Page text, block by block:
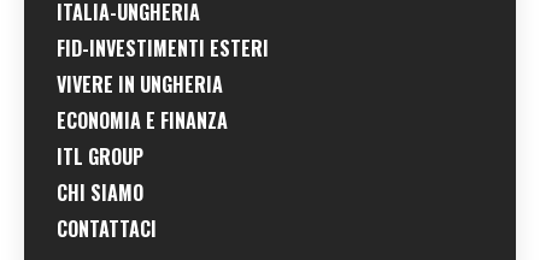
ITALIA-UNGHERIA
FID-INVESTIMENTI ESTERI
VIVERE IN UNGHERIA
ECONOMIA E FINANZA
ITL GROUP
CHI SIAMO
CONTATTACI